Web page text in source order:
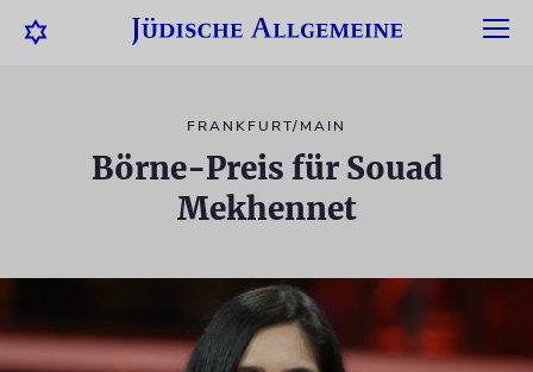
FRANKFURT/MAIN
Börne-Preis für Souad
Mekhennet